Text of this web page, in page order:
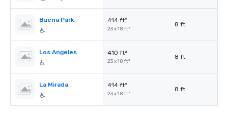
Buena Park 414 ft²
23 x 18 ft²
8 ft.
Los Angeles 410 ft²
23 x 18 ft²
8 ft.
La Mirada 414 ft²
23 x 18 ft²
8 ft.